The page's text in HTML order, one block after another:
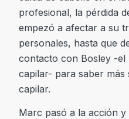
profesional, la pérdida
empezó a afectar a su
personales, hasta que
contacto con Bosley -el
capilar- para saber más
capilar.
Marc pasó a la acción